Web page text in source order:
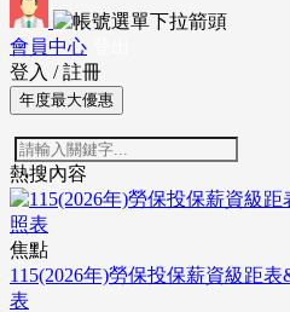
會員中心
登入 / 註冊
年度最大優惠
熱搜內容
焦點
115(2026年)勞保投保薪資級距
表